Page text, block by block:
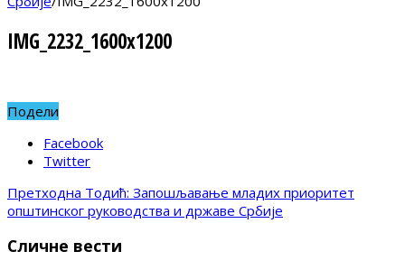
IMG_2232_1600x1200
Подели
Facebook
Twitter
Претходна Тодић: Запошљавање младих приоритет
општинског руководства и државе Србије
Сличне вести